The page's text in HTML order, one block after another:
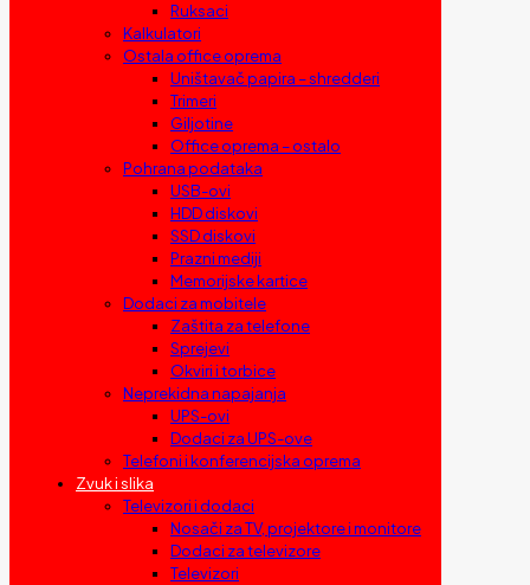
Ruksaci
Kalkulatori
Ostala office oprema
Uništavač papira – shredderi
Trimeri
Giljotine
Office oprema – ostalo
Pohrana podataka
USB-ovi
HDD diskovi
SSD diskovi
Prazni mediji
Memorijske kartice
Dodaci za mobitele
Zaštita za telefone
Sprejevi
Okviri i torbice
Neprekidna napajanja
UPS-ovi
Dodaci za UPS-ove
Telefoni i konferencijska oprema
Zvuk i slika
Televizori i dodaci
Nosači za TV, projektore i monitore
Dodaci za televizore
Televizori